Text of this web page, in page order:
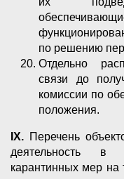
по решению
Отдельно
связи до
комиссии по
положения.
IX. Перечень
деятельность в
карантинных мер на